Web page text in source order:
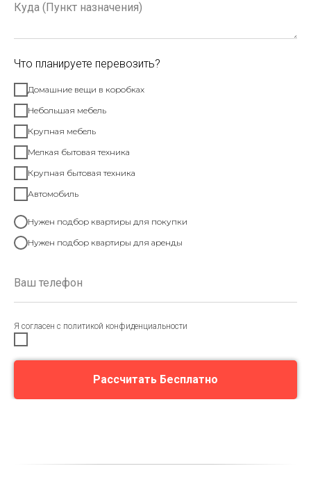
Что планируете перевозить?
Домашние вещи в коробках
Небольшая мебель
Крупная мебель
Мелкая бытовая техника
Крупная бытовая техника
Автомобиль
Нужен подбор квартиры для покупки
Нужен подбор квартиры для аренды
Я согласен с политикой конфиденциальности
Рассчитать Бесплатно